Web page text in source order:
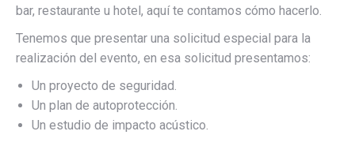
bar, restaurante u hotel, aquí te contamos cómo hacerlo.
Tenemos que presentar una solicitud especial para la
realización del evento, en esa solicitud presentamos:
Un proyecto de seguridad.
Un plan de autoprotección.
Un estudio de impacto acústico.